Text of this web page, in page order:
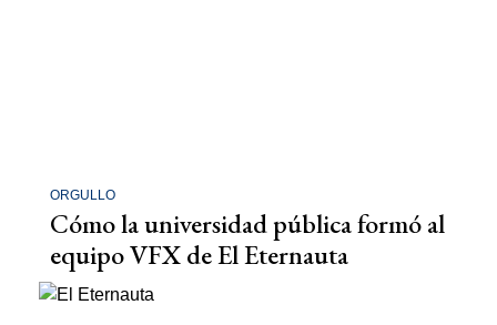
ORGULLO
Cómo la universidad pública formó al
equipo VFX de El Eternauta